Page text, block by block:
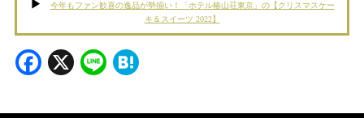
今年もファン歓喜の逸品が勢揃い！「ホテル椿山荘東京」の【クリスマスケー
キ＆スイーツ 2022】
Facebook
X Line